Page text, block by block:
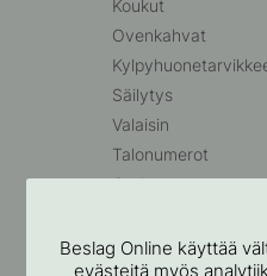
Koukut
Ovenkahvat
Säilytys
Valaisin
Talonumerot
Outlet
Beslag Online käyttää
evästeitä myös